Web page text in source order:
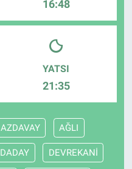
16:48
YATSI
21:35
AZDAVAY AĞLI
DADAY DEVREKANİ